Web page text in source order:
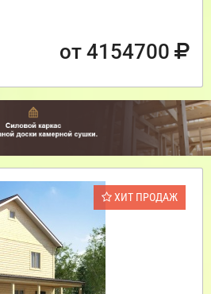
от 4154700
ХИТ ПРОДАЖ